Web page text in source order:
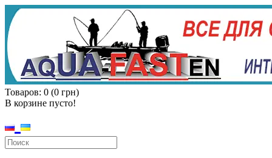
Товаров: 0 (0 грн)
В корзине пусто!